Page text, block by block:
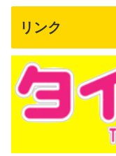
リンク